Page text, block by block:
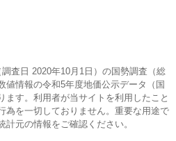
査日 2020年10月1日）の国勢調査（総
値情報の令和5年度地価公示データ（国
ます。利用者が当サイトを利用したこと
為を一切しておりません。重要な用途で
元の情報をご確認ください。